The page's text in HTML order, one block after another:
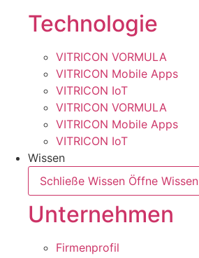
Technologie
VITRICON VORMULA
VITRICON Mobile Apps
VITRICON IoT
VITRICON VORMULA
VITRICON Mobile Apps
VITRICON IoT
Wissen
Schließe Wissen Öffne Wissen
Unternehmen
Firmenprofil